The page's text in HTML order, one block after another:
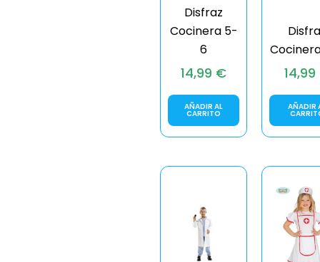
Disfraz
Cocinera 5-
6
14,99 €
AÑADIR AL
CARRITO
14,99
AÑADIR